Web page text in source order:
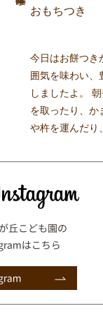
おもちつき
今日はお餅つき
囲気を味わい、
しましたよ。
を取ったり、か
や杵を運んだ